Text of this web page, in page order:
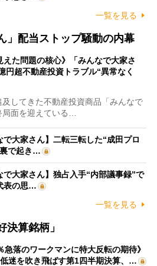
一覧を見る
」配当ストップ騒動の内幕
えた問題の核心》「みんなで大家さ
円超不動産投資トラブル“異常なく
してきた不動産投資商品「みんなで
面を迎えている…
で大家さん】二転三転した“成田プロ
で起き…
で大家さん】独占入手“内部議事録”で
表の思…
一覧を見る
決算銘柄」
急落のワークマンに特大反転の期待》
迷を吹き飛ばす第1四半期決算、…